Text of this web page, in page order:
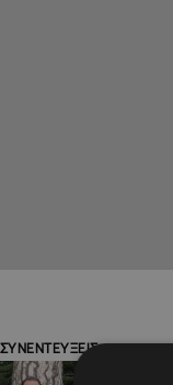
ΣΥΝΕΝΤΕΥΞΕΙΣ